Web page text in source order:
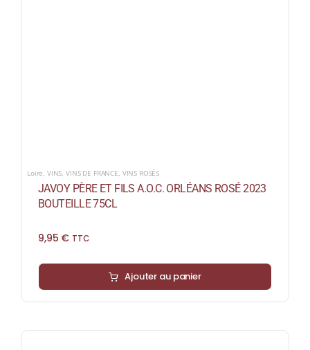
Loire, VINS,VINS DE FRANCE, VINS ROSÉS
JAVOY PÈRE ET FILS A.O.C. ORLÉANS ROSÉ 2023
BOUTEILLE 75CL
9,95 € TTC
Ajouter au panier